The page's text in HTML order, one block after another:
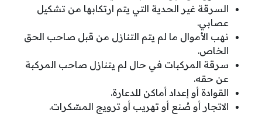
السرقة غير الحدية التي يتم ارتكابها من تشكيل
عصابي.
نهب الأموال ما لم يتم التنازل من قبل صاحب الحق
الخاص.
سرقة المركبات في حال لم يتنازل صاحب المركبة
عن حقه.
القوادة أو إعداد أماكن للدعارة.
الاتجار أو صُنع أو تهريب أو ترويج المسّكرات.